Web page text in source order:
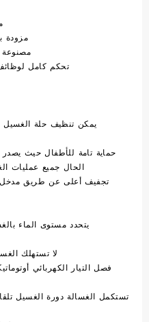
مزودة
مصنوعة
تحكم كامل
حماية تامة للأطفال حيث
الحال جميع عمليات
تجفيف أعلى عن طريق مدخل
يتحدد مستوى الماء
لا تستهلك
تستكمل الغسالة دورة الغسيل